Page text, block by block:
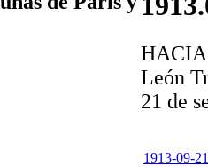
León
21 de
1913-09-